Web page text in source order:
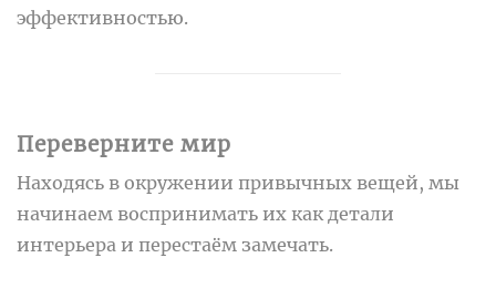
эффективностью.
Переверните мир
Находясь в окружении привычных вещей, мы
начинаем воспринимать их как детали
интерьера и перестаём замечать.